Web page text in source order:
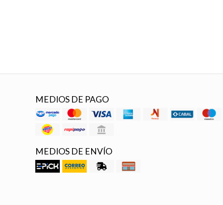
MEDIOS DE PAGO
MEDIOS DE ENVÍO